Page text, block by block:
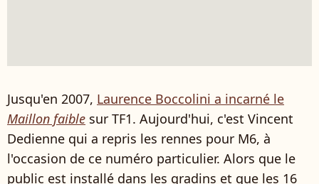
Jusqu'en 2007, Laurence Boccolini a incarné le
Maillon faible sur TF1. Aujourd'hui, c'est Vincent
Dedienne qui a repris les rennes pour M6, à
l'occasion de ce numéro particulier. Alors que le
public est installé dans les gradins et que les 16